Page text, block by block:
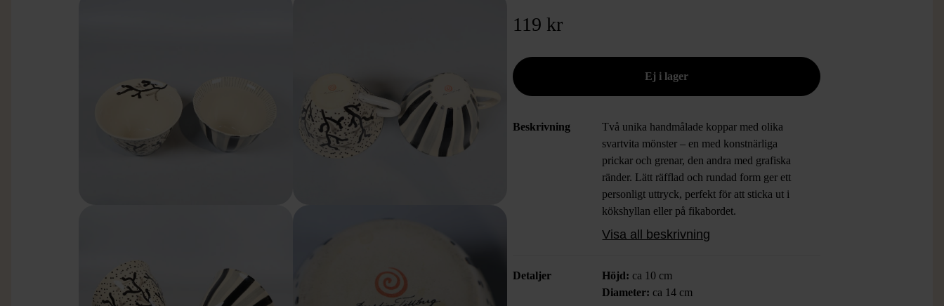
119 kr
Beskrivning
Två unika handmålade koppar med olika
svartvita mönster – en med konstnärliga
prickar och grenar, den andra med grafiska
ränder. Lätt räfflad och rundad form ger ett
personligt uttryck, perfekt för att sticka ut i
kökshyllan eller på fikabordet.
Övrigt: Mindre repor insidan, Mycket gott
Visa all beskrivning
Detaljer Höjd: ca 10 cm
Diameter: ca 14 cm